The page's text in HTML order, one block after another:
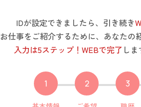
IDが設定できましたら、引き続き
お仕事をご紹介するために、あなたの
入力は5ステップ！WEBで完了 し
1 2 3